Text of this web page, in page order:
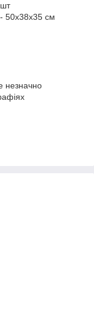
50х38х35 см
незначно